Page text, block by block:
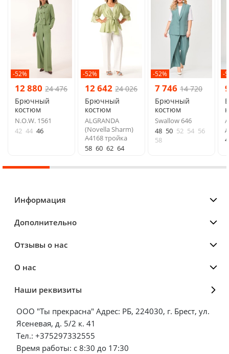
-52%
12 880 24 476
Брючный
костюм
N.O.W. 1561
42 44 46
-52%
12 642 24 026
Брючный
костюм
ALGRANDA
(Novella Sharm)
A4168 тройка
58 60 62 64
-52%
7 746 14 720
Брючный
костюм
Swallow 646
48 50 52 54 56
58
-
Информация
Дополнительно
Отзывы о нас
О нас
Наши реквизиты
ООО "Ты прекрасна" Адрес: РБ, 224030, г. Брест, ул.
Ясеневая, д. 5/2 к. 41
Тел.: +375297332555
Время работы: с 8:30 до 17:30